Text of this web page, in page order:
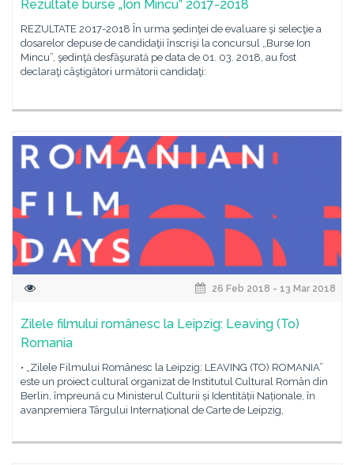
Rezultate burse „Ion Mincu” 2017-2018
REZULTATE 2017-2018 În urma şedinţei de evaluare şi selecţie a
dosarelor depuse de candidaţii înscrişi la concursul „Burse Ion
Mincu”, şedinţă desfăşurată pe data de 01. 03. 2018, au fost
declaraţi câştigători următorii candidaţi:
26 Feb 2018 - 13 Mar 2018
Zilele filmului românesc la Leipzig: Leaving (To)
Romania
• „Zilele Filmului Românesc la Leipzig: LEAVING (TO) ROMANIA”
este un proiect cultural organizat de Institutul Cultural Român din
Berlin, împreună cu Ministerul Culturii și Identității Naționale, în
avanpremiera Târgului Internațional de Carte de Leipzig,